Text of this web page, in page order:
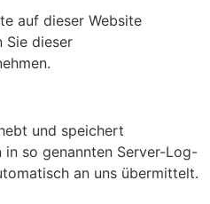
auf dieser Website
Sie dieser
und speichert
so genannten Server-Log-
an uns übermittelt.